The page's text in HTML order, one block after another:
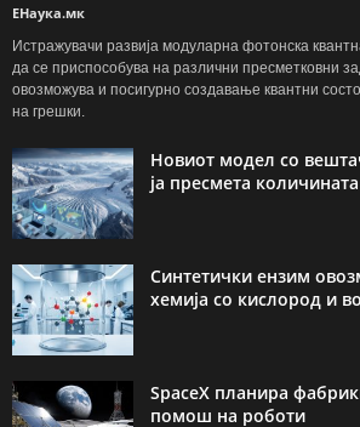
ЕНаука.мк
Истражувачи развија модуларна фотонска
да се приспособува на различни пресметковни
овозможува и посигурно создавање квантни
на грешки.
Новиот модел со
ја пресмета
Синтетички ензим
хемија со кислород и
SpaceX планира
помош на роботи